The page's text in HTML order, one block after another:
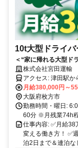
10t大型ドライ
＜“家に帰れる大型ド
◎最大でも1泊2日ま
株式会社宮田運輸
アクセス:
月給380,000円～
大阪府枚方市
勤務時間・曜日:
60分 ※月残業74h
仕事内容: ✅月給
変える働き方！ ✅
泊2日まで＆連泊な